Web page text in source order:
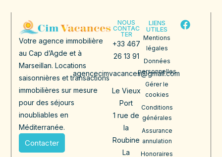
Votre agence immobilière
au Cap d’Agde et à
Marseillan. Locations
saisonnières et transactions
immobilières sur mesure
pour des séjours
inoubliables en
Méditerranée.
Contacter
NOUS
CONTAC
TER
+33 467
26 13 91
agencecimvacances@gmail.com
Le Vieux
Port
1 rue de
la
Roubine
La
LIENS
UTILES
Mentions
légales
Données
personnelles
Gérer le
cookies
Conditions
générales
Assurance
annulation
Honoraires